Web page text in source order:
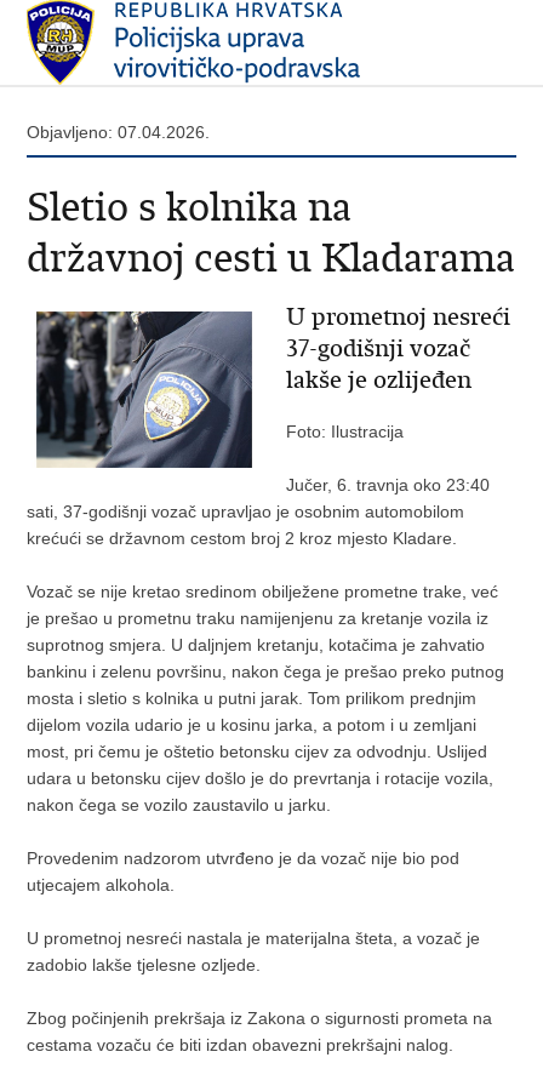
Objavljeno: 07.04.2026.
Sletio s kolnika na
državnoj cesti u Kladarama
U prometnoj nesreći
37-godišnji vozač
lakše je ozlijeđen
Foto: Ilustracija
Jučer, 6. travnja oko 23:40
sati, 37-godišnji vozač upravljao je osobnim automobilom
krećući se državnom cestom broj 2 kroz mjesto Kladare.
Vozač se nije kretao sredinom obilježene prometne trake, već
je prešao u prometnu traku namijenjenu za kretanje vozila iz
suprotnog smjera. U daljnjem kretanju, kotačima je zahvatio
bankinu i zelenu površinu, nakon čega je prešao preko putnog
mosta i sletio s kolnika u putni jarak. Tom prilikom prednjim
dijelom vozila udario je u kosinu jarka, a potom i u zemljani
most, pri čemu je oštetio betonsku cijev za odvodnju. Uslijed
udara u betonsku cijev došlo je do prevrtanja i rotacije vozila,
nakon čega se vozilo zaustavilo u jarku.
Provedenim nadzorom utvrđeno je da vozač nije bio pod
utjecajem alkohola.
U prometnoj nesreći nastala je materijalna šteta, a vozač je
zadobio lakše tjelesne ozljede.
Zbog počinjenih prekršaja iz Zakona o sigurnosti prometa na
cestama vozaču će biti izdan obavezni prekršajni nalog.